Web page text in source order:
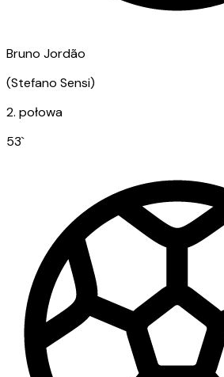
Bruno Jordão
(Stefano Sensi)
2. połowa
53`